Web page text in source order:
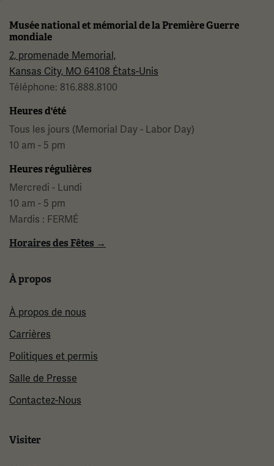
Musée national et mémorial de la Première Guerre
mondiale
2, promenade Memorial,
Kansas City, MO 64108 États-Unis
Téléphone: 816.888.8100
Heures d'été
Tous les jours (Memorial Day - Labor Day)
10 am - 5 pm
Heures régulières
Mercredi - Lundi
10 am - 5 pm
Mardis : FERMÉ
Horaires des Fêtes →
À propos
À propos de nous
Carrières
Politiques et permis
Salle de Presse
Contactez-Nous
Visiter